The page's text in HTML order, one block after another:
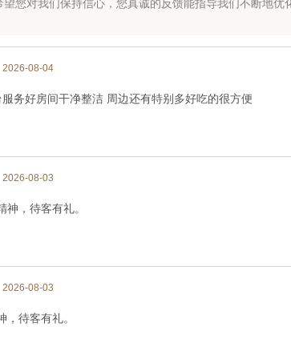
望您对我们保持信心，您真诚的反馈能指导我们不断地优
2026-08-04
务好房间干净整洁 周边还有特别多好吃的很方便
2026-08-03
，待客有礼。
2026-08-03
待客有礼。